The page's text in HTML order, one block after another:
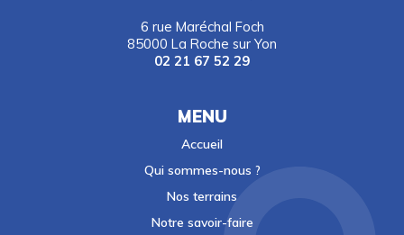
6 rue Maréchal Foch
85000 La Roche sur Yon
02 21 67 52 29
MENU
Accueil
Qui sommes-nous ?
Nos terrains
Notre savoir-faire